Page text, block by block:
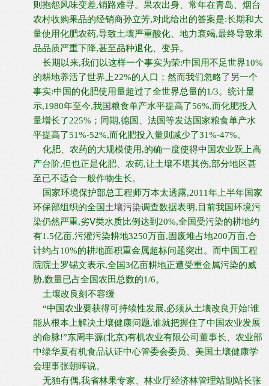
则抱怨风味变差,销路难寻。果农出身、常年在青岛、烟台
农村收购果品的经销商孙立芳,对此给出的答案是:长期和大
量使用化肥农药,导致土壤严重酸化、地力衰竭,最终导致果
品品质严重下降,甚至品种退化、变异。
长期以来,我们以这样一个事实为荣:中国用不足世界10%
的耕地养活了世界上22%的人口；然而我们忽略了另一个
事实:中国的化肥使用量超过了全世界总量的1/3。统计显
示,1980年至今,我国粮食单产水平提高了56%,而化肥投入
量增长了225%；同期,德国、法国等发达国家粮食单产水
平提高了51%-52%,而化肥投入量则减少了31%-47%。
化肥、农药的大规模使用,的确一度使得中国农业跃上高
产台阶,但也正是化肥、农药,让土壤不堪其伤,部分地区甚
至已不适合一般作物生长。
国家环境保护部总工程师万本太透露,2011年上半年国家
环保部组织的全国 土壤污染调查数据表明,目前我国环境污
染仍然严重,劣Ⅴ类水质比例达到20%,全国受污染的耕地约
有1.5亿亩,污灌污染耕地3250万亩,固废堆占地200万亩,合
计约占10%的耕地面积重金属超标问题突出。而中国工程
院院士罗锡文表示,全国3亿亩耕地正遭受重金属污染的威
胁,数量已占全国农田总数的1/6。
土壤改良刻不容缓
“中国农业要获得可持续性发展,必须从土壤改良开始!谁
能从根本上解决土壤健康问题,谁就把握住了中国农业发展
的命脉!”东周丰源(北京)有机农业有限公司董事长、农业部
中绿华夏有机食品认证中心管委会委员、美国土壤健康学
会理事张朝晖说。
无独有偶,我省林果专家、林业厅经济林管理站副站长张